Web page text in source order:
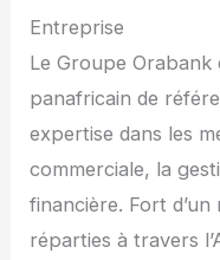
Entreprise
Le Groupe
panafricain de
expertise dans les
commerciale, la
financière. Fort d’un
réparties à travers